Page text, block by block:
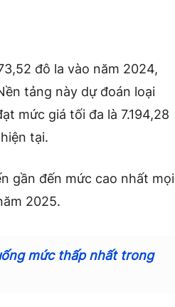
đô la vào năm 2024,
tảng này dự đoán loại
mức giá tối đa là 7.194,28
tại.
gần đến mức cao nhất mọi
2025.
mức thấp nhất trong